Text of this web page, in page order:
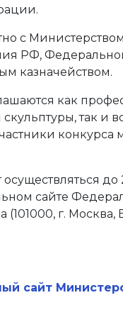
с
РФ,
казначейством.
как
так
конкурса
сайте
(101000, г.
сайт